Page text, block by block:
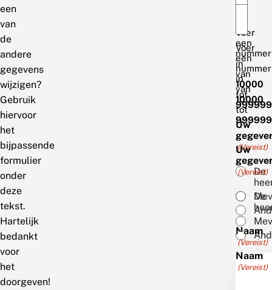
een
van
de
andere
gegevens
wijzigen?
Gebruik
hiervoor
het
bijpassende
formulier
onder
deze
tekst.
Hartelijk
bedankt
voor
het
doorgeven!
Voer
een
nummer
in
van
10000
tot
999999
Uw
(Vereist)
De
Naam
(Vereist)
Voer
een
nummer
in
van
10000
tot
999999
Uw
(Vereist)
De
Naam
(Vereist)